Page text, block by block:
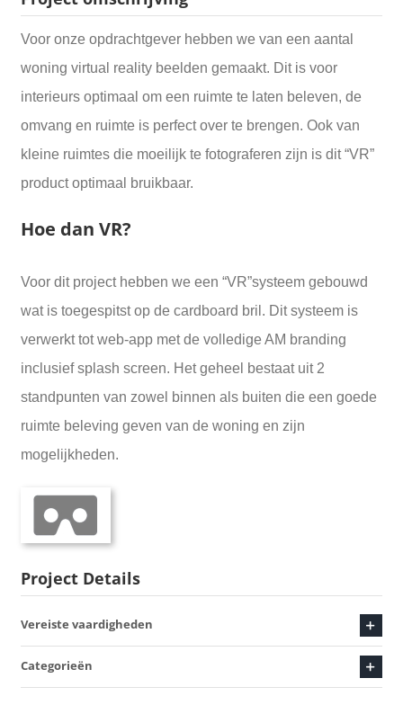
Voor onze opdrachtgever hebben we van een aantal
woning virtual reality beelden gemaakt. Dit is voor
interieurs optimaal om een ruimte te laten beleven, de
omvang en ruimte is perfect over te brengen. Ook van
kleine ruimtes die moeilijk te fotograferen zijn is dit “VR”
product optimaal bruikbaar.
Hoe dan VR?
Voor dit project hebben we een “VR”systeem gebouwd
wat is toegespitst op de cardboard bril. Dit systeem is
verwerkt tot web-app met de volledige AM branding
inclusief splash screen. Het geheel bestaat uit 2
standpunten van zowel binnen als buiten die een goede
ruimte beleving geven van de woning en zijn
mogelijkheden.
Project Details
Vereiste vaardigheden
Categorieën